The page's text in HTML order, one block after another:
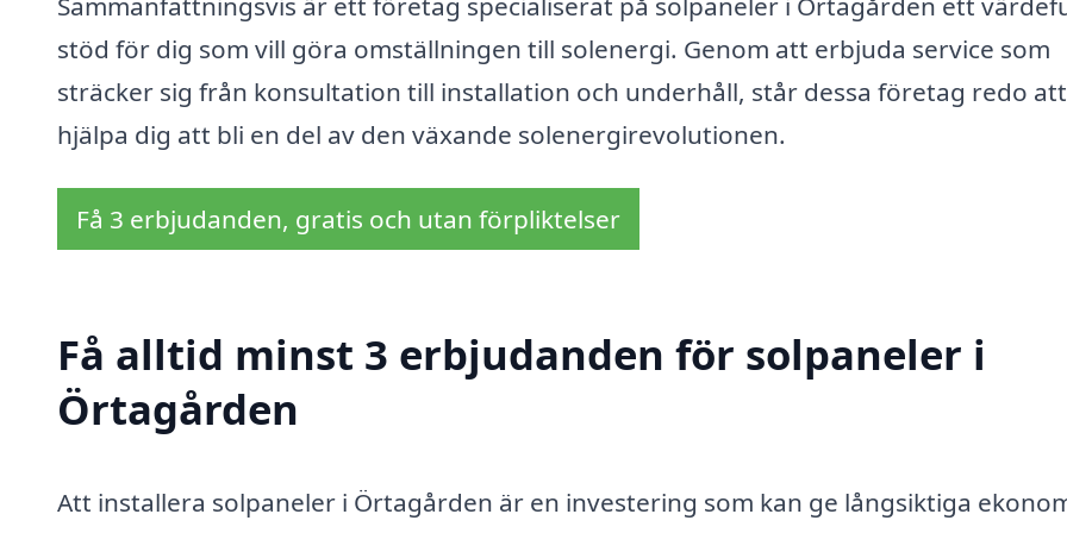
stöd för dig som vill göra omställningen till solenergi. Genom att erbjuda service som
sträcker sig från konsultation till installation och underhåll, står dessa företag redo att
hjälpa dig att bli en del av den växande solenergirevolutionen.
Få 3 erbjudanden, gratis och utan förpliktelser
Få alltid minst 3 erbjudanden för solpaneler i
Örtagården
Att installera solpaneler i Örtagården är en investering som kan ge långsiktiga